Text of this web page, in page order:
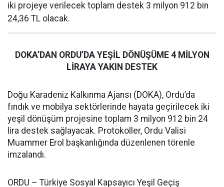
iki projeye verilecek toplam destek 3 milyon 912 bin
24,36 TL olacak.
DOKA’DAN ORDU’DA YEŞİL DÖNÜŞÜME 4 MİLYON
LİRAYA YAKIN DESTEK
Doğu Karadeniz Kalkınma Ajansı (DOKA), Ordu’da
fındık ve mobilya sektörlerinde hayata geçirilecek iki
yeşil dönüşüm projesine toplam 3 milyon 912 bin 24
lira destek sağlayacak. Protokoller, Ordu Valisi
Muammer Erol başkanlığında düzenlenen törenle
imzalandı.
ORDU – Türkiye Sosyal Kapsayıcı Yeşil Geçiş